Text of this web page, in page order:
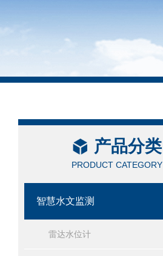
产品分类
PRODUCT CATEGORY
智慧水文监测
雷达水位计